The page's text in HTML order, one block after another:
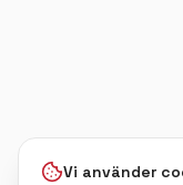
Vi använder